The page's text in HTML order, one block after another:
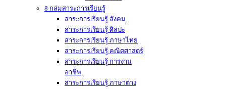
8 กล่มสาระการเรียนรู้
สาระการเรียนรู้ สังคม
สาระการเรียนรู้ ศิลปะ
สาระการเรียนรู้ ภาษาไทย
สาระการเรียนรู้ คณิตศาสตร์
สาระการเรียนรู้ การงาน
อาชีพ
สาระการเรียนรู้ ภาษาต่าง